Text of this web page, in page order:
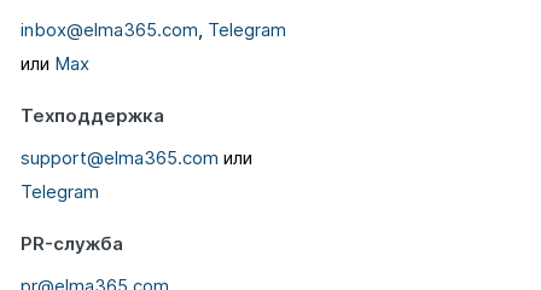
inbox@elma365.com Telegram
или Max
Техподдержка
support@elma365.com или
Telegram
PR-служба
pr@elma365.com